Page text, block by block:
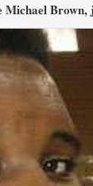
Michael